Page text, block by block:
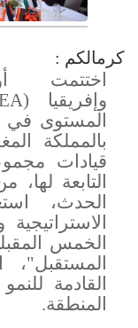
كرمالكم :
اختتمت
وإفريقيا (OMEA)
المستوى في
بالمملكة
قيادات
التابعة
الحدث،
الخمس
القادمة
المنطقة.